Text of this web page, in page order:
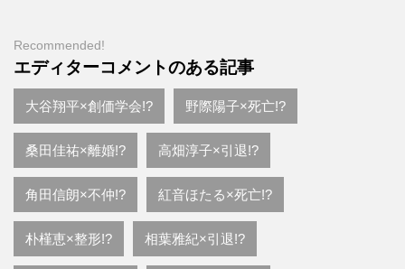
Recommended!
エディターコメントのある記事
大谷翔平×創価学会!? 野際陽子×死亡!?
桑田佳祐×離婚!? 高畑淳子×引退!?
角田信朗×不仲!? 紅音ほたる×死亡!?
朴槿恵×整形!? 相葉雅紀×引退!?